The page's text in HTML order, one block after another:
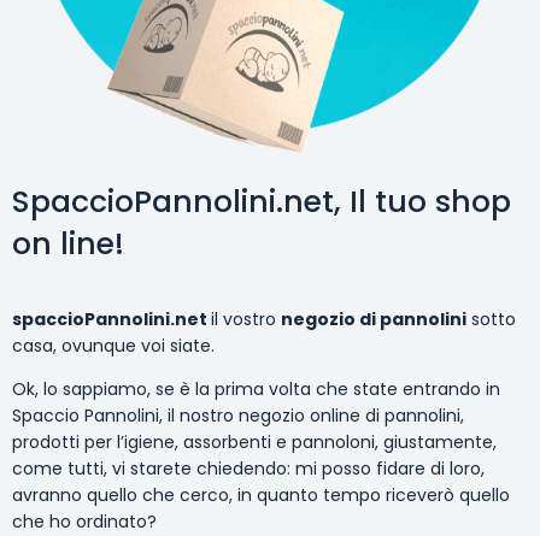
SpaccioPannolini.net, Il tuo shop
on line!
spaccioPannolini.net il vostro negozio di pannolini sotto
casa, ovunque voi siate.
Ok, lo sappiamo, se è la prima volta che state entrando in
Spaccio Pannolini, il nostro negozio online di pannolini,
prodotti per l’igiene, assorbenti e pannoloni, giustamente,
come tutti, vi starete chiedendo: mi posso fidare di loro,
avranno quello che cerco, in quanto tempo riceverò quello
che ho ordinato?